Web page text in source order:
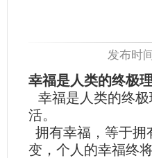
发布时
幸福是人类的终极理
幸福是人类的终
活。
拥有幸福，等于拥
变，个人的幸福终